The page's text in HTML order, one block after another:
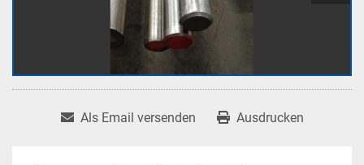
Als Email versenden Ausdrucken